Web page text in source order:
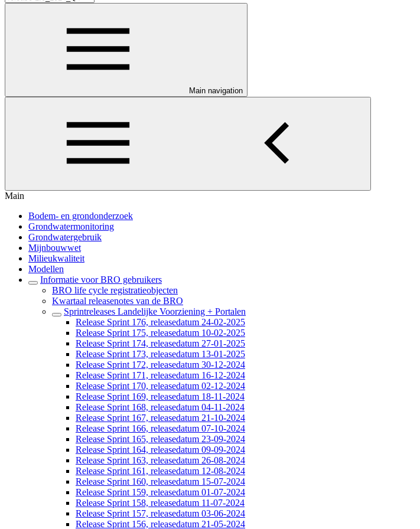
Main navigation
Main
Bodem- en grondonderzoek
Grondwatermonitoring
Grondwatergebruik
Mijnbouwwet
Milieukwaliteit
Modellen
Informatie voor BRO gebruikers
BRO life cycle registratieobjecten
Kwartaal releasenotes van de BRO
Sprintreleases Landelijke Voorziening + Portalen
Release Sprint 176, releasedatum 24-02-2025
Release Sprint 175, releasedatum 10-02-2025
Release Sprint 174, releasedatum 27-01-2025
Release Sprint 173, releasedatum 13-01-2025
Release Sprint 172, releasedatum 30-12-2024
Release Sprint 171, releasedatum 16-12-2024
Release Sprint 170, releasedatum 02-12-2024
Release Sprint 169, releasedatum 18-11-2024
Release Sprint 168, releasedatum 04-11-2024
Release Sprint 167, releasedatum 21-10-2024
Release Sprint 166, releasedatum 07-10-2024
Release Sprint 165, releasedatum 23-09-2024
Release Sprint 164, releasedatum 09-09-2024
Release Sprint 163, releasedatum 26-08-2024
Release Sprint 161, releasedatum 12-08-2024
Release Sprint 160, releasedatum 15-07-2024
Release Sprint 159, releasedatum 01-07-2024
Release Sprint 158, releasedatum 11-07-2024
Release Sprint 157, releasedatum 03-06-2024
Release Sprint 156, releasedatum 21-05-2024